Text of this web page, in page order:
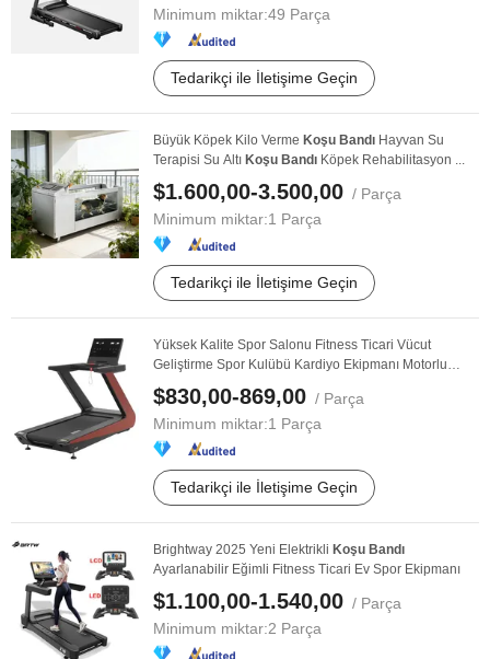
Minimum miktar:49 Parça
Tedarikçi ile İletişime Geçin
Büyük Köpek Kilo Verme Koşu Bandı Hayvan Su
Terapisi Su Altı Koşu Bandı Köpek Rehabilitasyon ...
$1.600,00-3.500,00 / Parça
Minimum miktar:1 Parça
Tedarikçi ile İletişime Geçin
Yüksek Kalite Spor Salonu Fitness Ticari Vücut
Geliştirme Spor Kulübü Kardiyo Ekipmanı Motorlu
Koşu
$830,00-869,00 / Parça
Minimum miktar:1 Parça
Tedarikçi ile İletişime Geçin
Brightway 2025 Yeni Elektrikli Koşu Bandı
Ayarlanabilir Eğimli Fitness Ticari Ev Spor Ekipmanı
$1.100,00-1.540,00 / Parça
Minimum miktar:2 Parça